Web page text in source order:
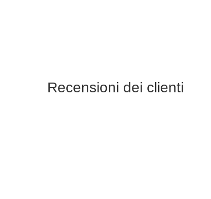
Recensioni dei clienti